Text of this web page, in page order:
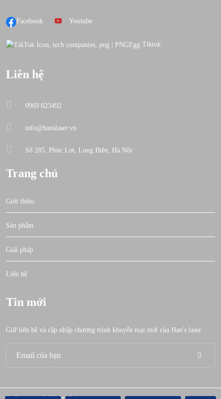
Facebook Youtube
Tiktok
Liên hệ
0969 023492
info@hanslaser.vn
Số 285, Phúc Lợi, Long Biên, Hà Nội
Trang chủ
Giới thiệu
Sản phẩm
Giải pháp
Liên hệ
Tin mới
Giữ liên hệ và cập nhập chương trình khuyến mại mới của Han's laser